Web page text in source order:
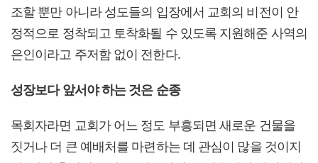
조할 뿐만 아니라 성도들의 입장에서 교회의 비전이 안
정적으로 정착되고 토착화될 수 있도록 지원해준 사역의
은인이라고 주저함 없이 전한다.
성장보다 앞서야 하는 것은 순종
목회자라면 교회가 어느 정도 부흥되면 새로운 건물을
짓거나 더 큰 예배처를 마련하는 데 관심이 많을 것이지